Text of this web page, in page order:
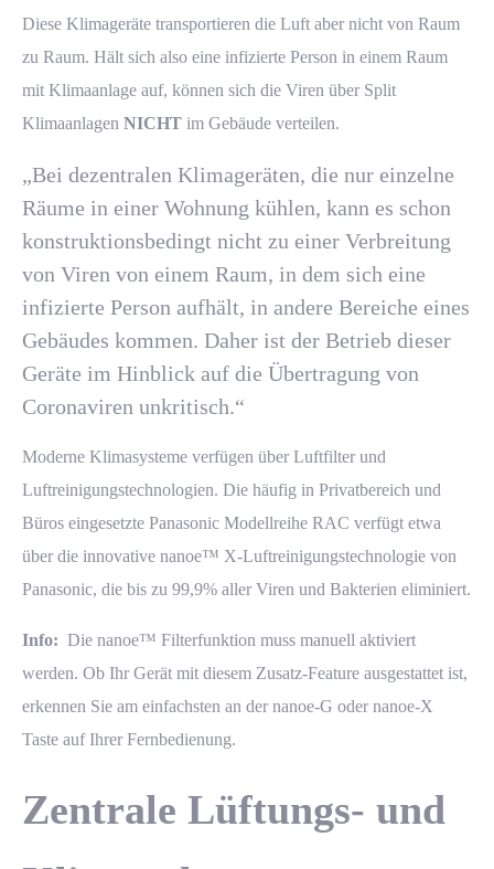
Diese Klimageräte transportieren die Luft aber nicht von Raum
zu Raum. Hält sich also eine infizierte Person in einem Raum
mit Klimaanlage auf, können sich die Viren über Split
Klimaanlagen NICHT im Gebäude verteilen.
„Bei dezentralen Klimageräten, die nur einzelne
Räume in einer Wohnung kühlen, kann es schon
konstruktionsbedingt nicht zu einer Verbreitung
von Viren von einem Raum, in dem sich eine
infizierte Person aufhält, in andere Bereiche eines
Gebäudes kommen. Daher ist der Betrieb dieser
Geräte im Hinblick auf die Übertragung von
Coronaviren unkritisch.“
Moderne Klimasysteme verfügen über Luftfilter und
Luftreinigungstechnologien. Die häufig in Privatbereich und
Büros eingesetzte Panasonic Modellreihe RAC verfügt etwa
über die innovative nanoe™ X-Luftreinigungstechnologie von
Panasonic, die bis zu 99,9% aller Viren und Bakterien eliminiert.
Info: Die nanoe™ Filterfunktion muss manuell aktiviert
werden. Ob Ihr Gerät mit diesem Zusatz-Feature ausgestattet ist,
erkennen Sie am einfachsten an der nanoe-G oder nanoe-X
Taste auf Ihrer Fernbedienung.
Zentrale Lüftungs- und